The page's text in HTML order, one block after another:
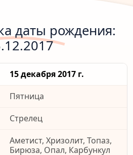
даты рождения:
15 декабря 2017 г.
Пятница
Стрелец
Аметист, Хризолит, Топаз,
Бирюза, Опал, Карбункул